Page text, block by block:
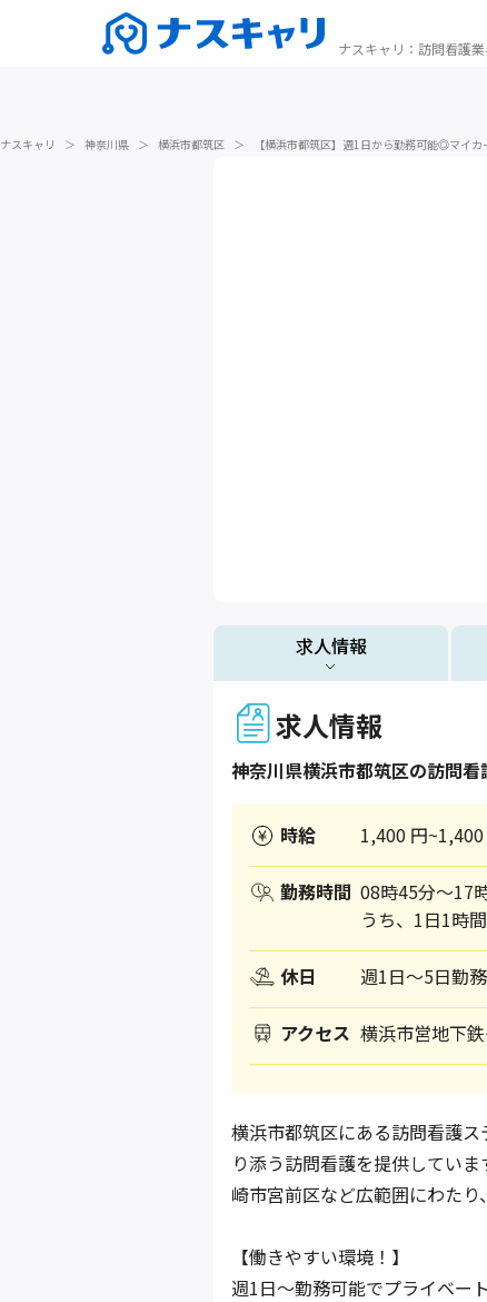
ナスキャリ ： 訪問看護
ナスキャリ ＞ 神奈川県 ＞ 横浜市都筑区 ＞ 【横浜市都筑区】週1日から勤務可能◎マイ
求人情報
求人情報
神奈川県横浜市都筑区の訪問看
時給 1,400 円
勤務時間 08時45分～17
うち、1日1時
休日 週1日～5日勤
アクセス 横浜市営地下
横浜市都筑区にある訪問看護
り添う訪問看護を提供してい
崎市宮前区など広範囲にわたり
【働きやすい環境！】
週1日～勤務可能でプライベー